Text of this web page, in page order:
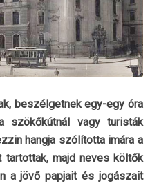
beszélgetnek egy-egy óra
szökőkútnál vagy turisták
hangja szólította imára a
majd neves költők
a jövő papjait és jogászait